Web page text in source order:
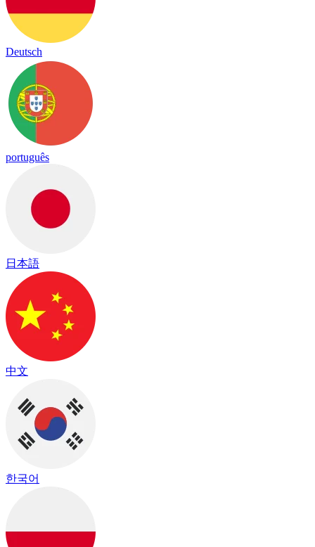
Deutsch
português
日本語
中文
한국어